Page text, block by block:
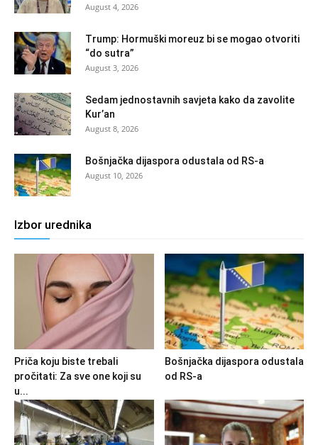
August 4, 2026
Trump: Hormuški moreuz bi se mogao otvoriti
“do sutra”
August 3, 2026
Sedam jednostavnih savjeta kako da zavolite
Kur’an
August 8, 2026
Bošnjačka dijaspora odustala od RS-a
August 10, 2026
Izbor urednika
Priča koju biste trebali
pročitati: Za sve one koji su
u...
Bošnjačka dijaspora odustala
od RS-a